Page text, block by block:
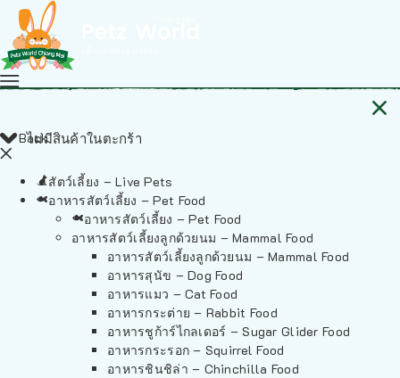
ไม่มีสินค้าในตะกร้า
Back
สัตว์เลี้ยง – Live Pets
อาหารสัตว์เลี้ยง – Pet Food
อาหารสัตว์เลี้ยง – Pet Food
อาหารสัตว์เลี้ยงลูกด้วยนม – Mammal Food
อาหารสัตว์เลี้ยงลูกด้วยนม – Mammal Food
อาหารสุนัข – Dog Food
อาหารแมว – Cat Food
อาหารกระต่าย – Rabbit Food
อาหารชูก้าร์ไกลเดอร์ – Sugar Glider Food
อาหารกระรอก – Squirrel Food
อาหารชินชิล่า – Chinchilla Food